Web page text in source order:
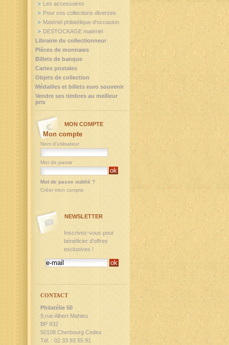
Les accessoires
Pour vos collections diverses
Matériel philatélique d'occasion
DESTOCKAGE matériel
Librairie du collectionneur
Pièces de monnaies
Billets de banque
Cartes postales
Objets de collection
Médailles et billets euro souvenir
Vendre ses timbres au meilleur
prix
MON COMPTE
Mon compte
Nom d'utilisateur
Mot de passe
Mot de passe oublié ?
Créer mon compte
NEWSLETTER
Inscrivez-vous pour
bénéficier d'offres
exclusives !
CONTACT
Philatélie 50
9,rue Albert Mahieu
BP 832
50108 Cherbourg Cedex
Tél. : 02 33 93 55 91